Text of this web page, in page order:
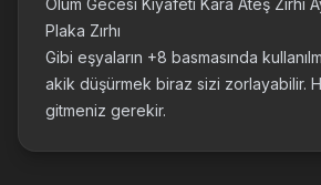
Ölüm Gecesi Kıyafeti Kara Ateş Zırhı
Plaka Zırhı
Gibi eşyaların +8 basmasında
akik düşürmek biraz sizi zorlayabilir.
gitmeniz gerekir.